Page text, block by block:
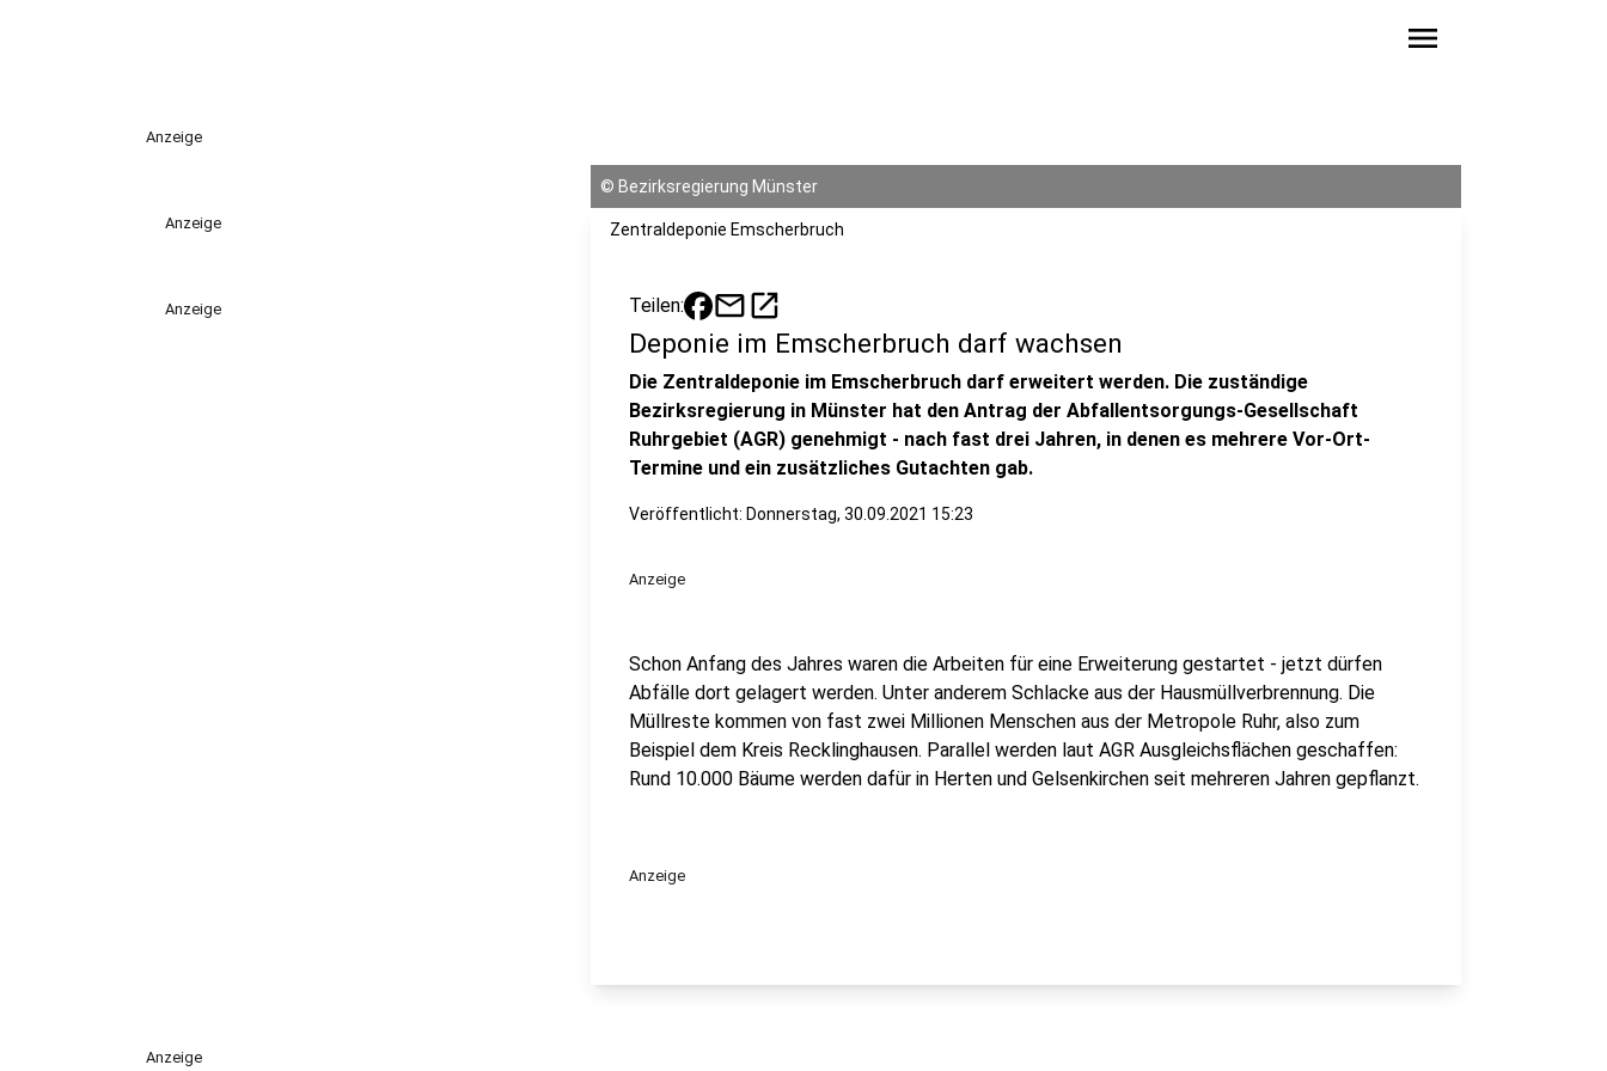
menu
Anzeige
Anzeige
Anzeige
© Bezirksregierung Münster
Zentraldeponie Emscherbruch
Teilen: mailopen_in_new
Deponie im Emscherbruch darf wachsen
Die Zentraldeponie im Emscherbruch darf erweitert werden. Die zuständige
Bezirksregierung in Münster hat den Antrag der Abfallentsorgungs-Gesellschaft
Ruhrgebiet (AGR) genehmigt - nach fast drei Jahren, in denen es mehrere Vor-Ort-
Termine und ein zusätzliches Gutachten gab.
Veröffentlicht: Donnerstag, 30.09.2021 15:23
Anzeige
Schon Anfang des Jahres waren die Arbeiten für eine Erweiterung gestartet - jetzt dürfen
Abfälle dort gelagert werden. Unter anderem Schlacke aus der Hausmüllverbrennung. Die
Müllreste kommen von fast zwei Millionen Menschen aus der Metropole Ruhr, also zum
Beispiel dem Kreis Recklinghausen. Parallel werden laut AGR Ausgleichsflächen geschaffen:
Rund 10.000 Bäume werden dafür in Herten und Gelsenkirchen seit mehreren Jahren gepflanzt.
Anzeige
Anzeige